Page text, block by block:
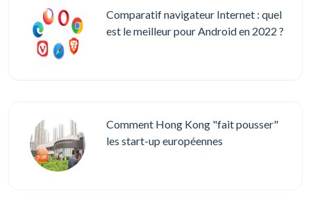
Comparatif navigateur Internet : quel
est le meilleur pour Android en 2022 ?
Comment Hong Kong "fait pousser"
les start-up européennes